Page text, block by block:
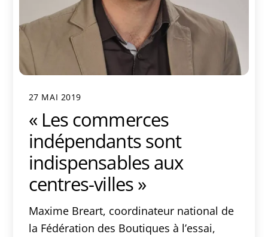
27 MAI 2019
« Les commerces
indépendants sont
indispensables aux
centres-villes »
Maxime Breart, coordinateur national de
la Fédération des Boutiques à l’essai,